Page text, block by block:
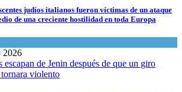
judíos italianos fueron víctimas de un ataque
de una creciente hostilidad en toda Europa
2026